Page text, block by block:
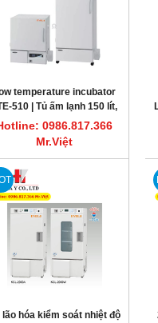
Máy cất nước một lần 3.5L/
DAIHAN
Hotline: 0986.817.366
temperature incubator
510 | Tủ ấm lạnh 150 lít,
-10...+60oC, Eyela Japan
0986.817.366
Mr.Việt
lão hóa kiểm soát nhiệt độ